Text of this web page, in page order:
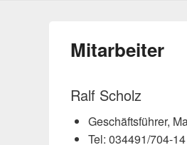
Mitarbeiter
Ralf Scholz
Geschäftsführer,
Tel: 034491/704-14